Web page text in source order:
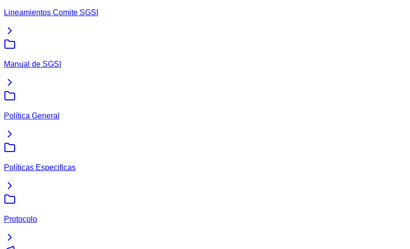
Lineamientos Comite SGSI
Manual de SGSI
Política General
Políticas Especificas
Protocolo